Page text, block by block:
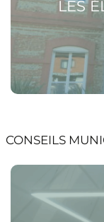
LES
CONSEILS
Voir la page